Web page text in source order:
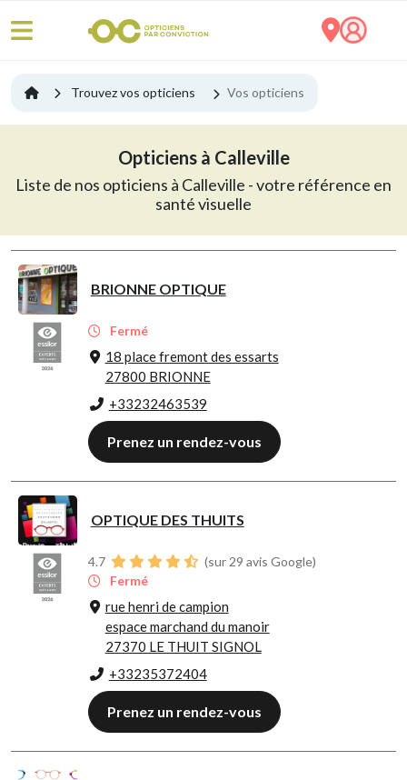
Trouvez vos opticiens Vos opticiens
Opticiens à Calleville
Liste de nos opticiens à Calleville - votre référence en
santé visuelle
BRIONNE OPTIQUE
Fermé
18 place fremont des essarts
27800 BRIONNE
+33232463539
Prenez un rendez-vous
OPTIQUE DES THUITS
4.7
(sur 29 avis Google)
Fermé
rue henri de campion
espace marchand du manoir
27370 LE THUIT SIGNOL
+33235372404
Prenez un rendez-vous